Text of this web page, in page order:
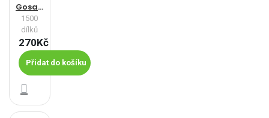
Gosausee, Rakousko
1500
dílků
270Kč
Přidat do košíku